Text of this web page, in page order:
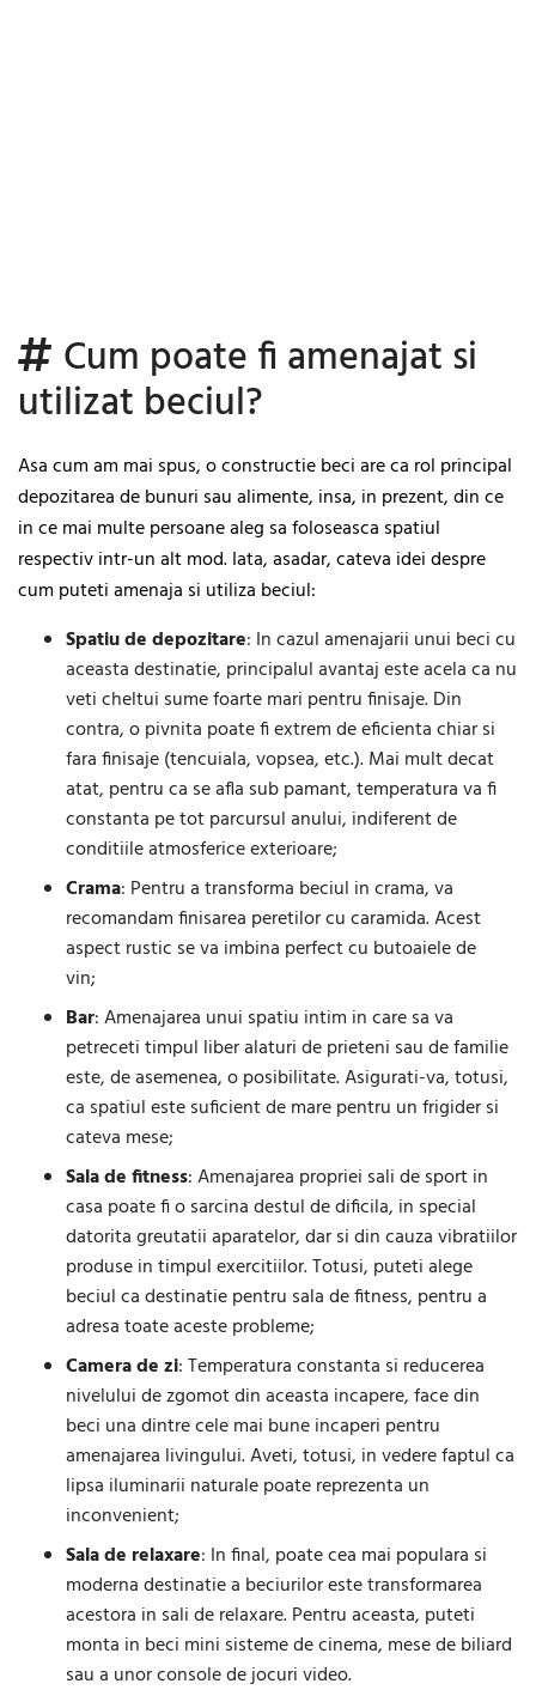
Cum poate fi amenajat si
utilizat beciul?
Asa cum am mai spus, o constructie beci are ca rol principal
depozitarea de bunuri sau alimente, insa, in prezent, din ce
in ce mai multe persoane aleg sa foloseasca spatiul
respectiv intr-un alt mod. Iata, asadar, cateva idei despre
cum puteti amenaja si utiliza beciul:
Spatiu de depozitare: In cazul amenajarii unui beci cu
aceasta destinatie, principalul avantaj este acela ca nu
veti cheltui sume foarte mari pentru finisaje. Din
contra, o pivnita poate fi extrem de eficienta chiar si
fara finisaje (tencuiala, vopsea, etc.). Mai mult decat
atat, pentru ca se afla sub pamant, temperatura va fi
constanta pe tot parcursul anului, indiferent de
conditiile atmosferice exterioare;
Crama: Pentru a transforma beciul in crama, va
recomandam finisarea peretilor cu caramida. Acest
aspect rustic se va imbina perfect cu butoaiele de
vin;
Bar: Amenajarea unui spatiu intim in care sa va
petreceti timpul liber alaturi de prieteni sau de familie
este, de asemenea, o posibilitate. Asigurati-va, totusi,
ca spatiul este suficient de mare pentru un frigider si
cateva mese;
Saladefitness: Amenajarea propriei sali de sport in
casa poate fi o sarcina destul de dificila, in special
datorita greutatii aparatelor, dar si din cauza vibratiilor
produse in timpul exercitiilor. Totusi, puteti alege
beciul ca destinatie pentru sala de fitness, pentru a
adresa toate aceste probleme;
Cameradezi: Temperatura constanta si reducerea
nivelului de zgomot din aceasta incapere, face din
beci una dintre cele mai bune incaperi pentru
amenajarea livingului. Aveti, totusi, in vedere faptul ca
lipsa iluminarii naturale poate reprezenta un
inconvenient;
Salade relaxare: In final, poate cea mai populara si
moderna destinatie a beciurilor este transformarea
acestora in sali de relaxare. Pentru aceasta, puteti
monta in beci mini sisteme de cinema, mese de biliard
sau a unor console de jocuri video.